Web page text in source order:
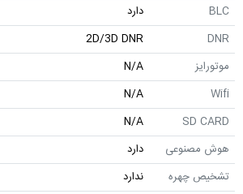
2D/3D DNR
N/A
دارد
چهره
ندارد